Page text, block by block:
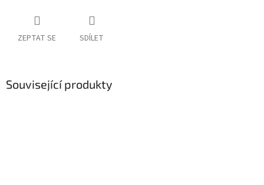
ZEPTAT SE SDÍLET
Související produkty